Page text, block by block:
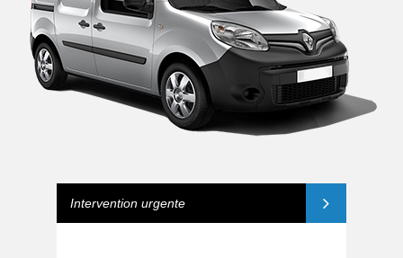
Intervention urgente